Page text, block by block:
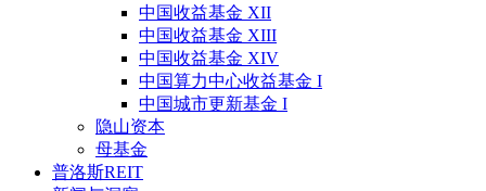
中国收益基金 XII
中国收益基金 XIII
中国收益基金 XIV
中国算力中心收益基金 I
中国城市更新基金 I
隐山资本
母基金
普洛斯REIT